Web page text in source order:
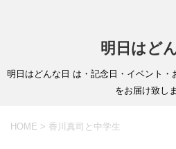
明日はど
明日はどんな日 は・記念日・イベント
をお届け致しま
HOME > 香川真司と中学生